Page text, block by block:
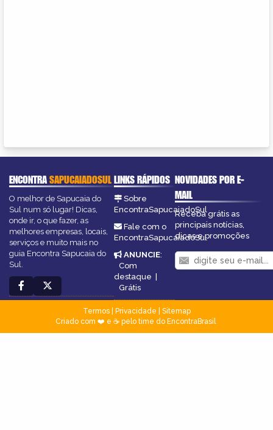
ENCONTRASAPUCAIADOSUL
O melhor de Sapucaia do
Sul num só lugar! Dicas,
onde ir, o que fazer, as
melhores empresas, locais,
serviços e muito mais no
guia Encontra Sapucaia do
Sul.
LINKS RÁPIDOS
Sobre
EncontraSapucaiadoSul
Fale com o
EncontraSapucaiadoSul
ANUNCIE:
Com
destaque
Grátis
NOVIDADES POR E-
MAIL
Receba grátis as
principais notícias,
dicas e promoções
Termos| Privacidade
Sitemap
Criado com ❤️ e ☕ pelo time do EncontraBrasil